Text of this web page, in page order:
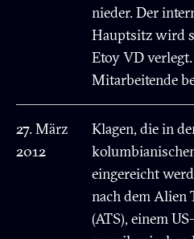
nieder. Der
Hauptsitz wird
Etoy VD
Mitarbeitende
27. März
2012
Klagen, die in
eingereicht
nach dem Alien
(ATS), einem US-